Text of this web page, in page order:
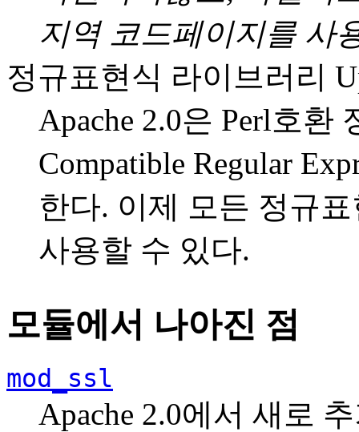
지역 코드페이지를 사
정규표현식 라이브러리
Apache 2.0은 Perl호환
Compatible Regular
한다. 이제 모든 정규
사용할 수 있다.
모듈에서 나아진 점
mod_ssl
Apache 2.0에서 새로